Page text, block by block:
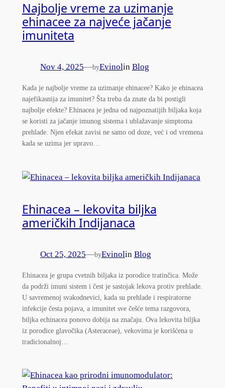
Najbolje vreme za uzimanje
ehinacee za najveće jačanje
imuniteta
Nov 4, 2025—byEvinolin Blog
Kada je najbolje vreme za uzimanje ehinacee? Kako je ehinacea
najefikasnija za imunitet? Šta treba da znate da bi postigli
najbolje efekte? Ehinacea je jedna od najpoznatijih biljaka koja
se koristi za jačanje imunog sistema i ublažavanje simptoma
prehlade. Njen efekat zavisi ne samo od doze, već i od vremena
kada se uzima jer upravo…
Ehinacea – lekovita biljka
američkih Indijanaca
Oct 25, 2025—byEvinolin Blog
Ehinacea je grupa cvetnih biljaka iz porodice tratinčica. Može
da podrži imuni sistem i čest je sastojak lekova protiv prehlade.
U savremenoj svakodnevici, kada su prehlade i respiratorne
infekcije česta pojava, a imunitet sve češće tema razgovora,
biljka echinacea ponovo dobija na značaju. Ova lekovita biljka
iz porodice glavočika (Asteraceae), vekovima je korišćena u
tradicionalnoj…